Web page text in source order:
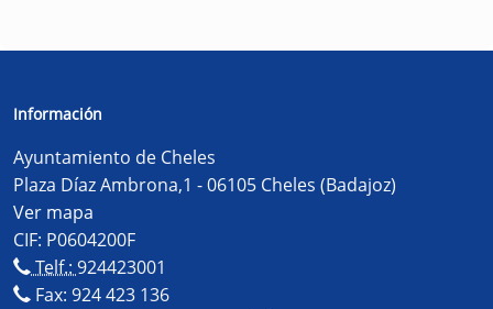
Información
Ayuntamiento de Cheles
Plaza Díaz Ambrona,1 - 06105 Cheles (Badajoz)
Ver mapa
CIF: P0604200F
Telf.: 924423001
Fax: 924 423 136